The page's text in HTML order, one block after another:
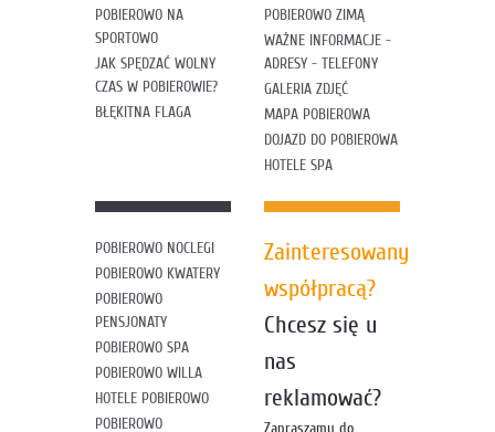
POBIEROWO NA
SPORTOWO
JAK SPĘDZAĆ WOLNY
CZAS W POBIEROWIE?
BŁĘKITNA FLAGA
POBIEROWO ZIMĄ
WAŻNE INFORMACJE -
ADRESY - TELEFONY
GALERIA ZDJĘĆ
MAPA POBIEROWA
DOJAZD DO POBIEROWA
HOTELE SPA
POBIEROWO NOCLEGI
POBIEROWO KWATERY
POBIEROWO
PENSJONATY
POBIEROWO SPA
POBIEROWO WILLA
HOTELE POBIEROWO
POBIEROWO
Zainteresowany
współpracą?
Chcesz się u
nas
reklamować?
Zapraszamy do